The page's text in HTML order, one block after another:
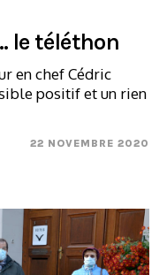
le téléthon
en chef Cédric
positif et un rien
22 NOVEMBRE 2020